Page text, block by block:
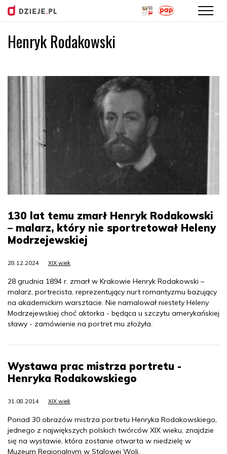
Przejdź
do
Henryk Rodakowski
130 lat temu zmarł Henryk Rodakowski
– malarz, który nie sportretował Heleny
Modrzejewskiej
28.12.2024 XIX wiek
28 grudnia 1894 r. zmarł w Krakowie Henryk Rodakowski –
malarz, portrecista, reprezentujący nurt romantyzmu bazujący
na akademickim warsztacie. Nie namalował niestety Heleny
Modrzejewskiej choć aktorka - będąca u szczytu amerykańskiej
sławy - zamówienie na portret mu złożyła.
Wystawa prac mistrza portretu -
Henryka Rodakowskiego
31.08.2014 XIX wiek
Ponad 30 obrazów mistrza portretu Henryka Rodakowskiego,
jednego z największych polskich twórców XIX wieku, znajdzie
się na wystawie, która zostanie otwarta w niedzielę w
Muzeum Regionalnym w Stalowej Woli.